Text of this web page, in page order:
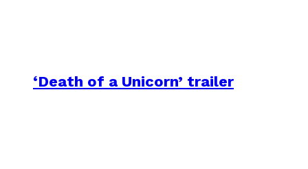
‘Death of a Unicorn’ trailer